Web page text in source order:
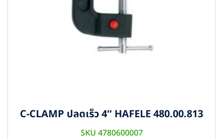
C-CLAMP ปลดเร็ว 4″ HAFELE 480.00.813
SKU 4780600007